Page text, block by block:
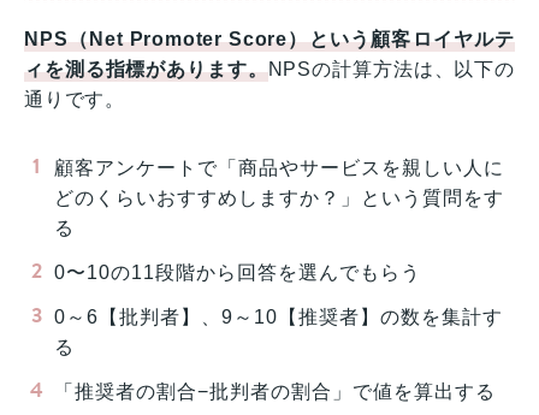
NPS（Net Promoter Score）という顧客ロイヤルテ
ィを測る指標があります。NPSの計算方法は、以下の
通りです。
顧客アンケートで「商品やサービスを親しい人に
どのくらいおすすめしますか？」という質問をす
る
0〜10の11段階から回答を選んでもらう
0～6【批判者】、9～10【推奨者】の数を集計す
る
「推奨者の割合−批判者の割合」で値を算出する